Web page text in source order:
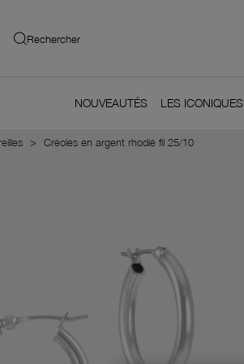
Rechercher
NOUVEAUTÉS LES ICONIQUES
Créoles en argent rhodié fil 25/10